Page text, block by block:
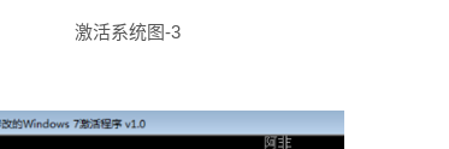
激活系统图-3